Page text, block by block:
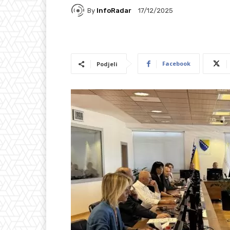
By InfoRadar 17/12/2025
Podjeli Facebook